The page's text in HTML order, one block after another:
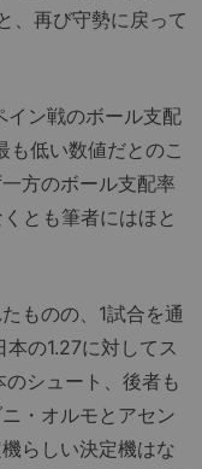
、再び守勢に戻って
ン戦のボール支配
も低い数値だとのこ
方のボール支配率
とも筆者にはほと
ものの、1試合を通
の1.27に対してス
シュート、後者も
・オルモとアセン
らしい決定機はな